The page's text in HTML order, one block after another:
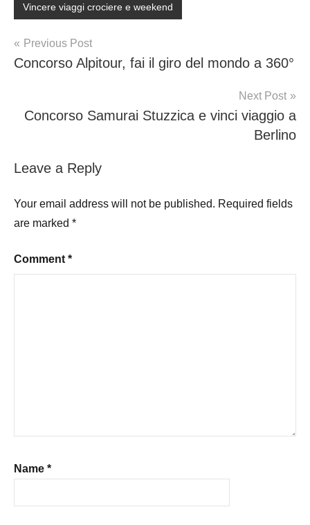
Vincere viaggi crociere e weekend
Post
navigation
Previous Post
Concorso Alpitour, fai il giro del mondo a 360°
Next Post
Concorso Samurai Stuzzica e vinci viaggio a
Berlino
Leave a Reply
Your email address will not be published. Required fields
are marked *
Comment *
Name *